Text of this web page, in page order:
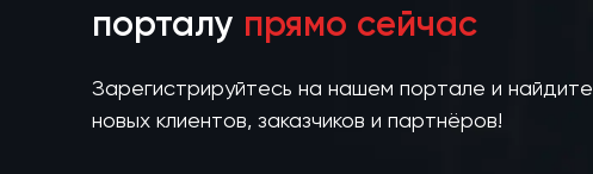
порталу прямо сейчас
Зарегистрируйтесь на нашем портале и найдите
новых клиентов, заказчиков и партнёров!